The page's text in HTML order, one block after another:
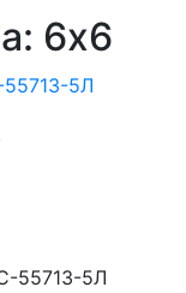
6х6
55713-5Л